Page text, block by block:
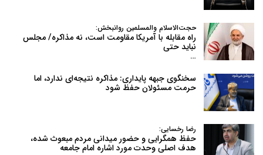
حجت‌الاسلام والمسلمین روانبخش:
راه مقابله با آمریکا مقاومت است، نه مذاکره/ مجلس
نباید حتی
…
سخنگوی جبهه پایداری: مذاکره نتیجه‌ای ندارد، اما
حرمت مسئولان حفظ شود
رضا رخسایی:
حفظ همگرایی و حضور میدانی مردم مبعوث شده،
هدف اصلی وحدت مورد اشاره امام جامعه